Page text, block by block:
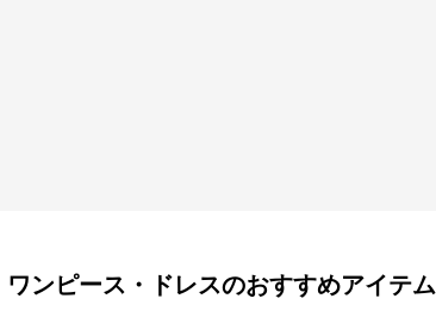
ワンピース・ドレスのおすすめアイテム